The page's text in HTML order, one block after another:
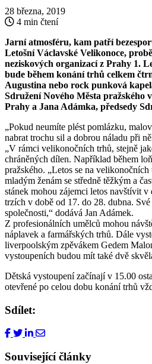
28 března, 2019
4 min čtení
Jarní atmosféru, kam patří
Letošní Václavské Velikonoce,
neziskových organizací z Prahy 1.
bude během konání trhů celkem
Augustina nebo rock punková
Sdružení Nového Města pražského
Prahy a Jana Adámka, předsedy
„Pokud neumíte plést pomlázku,
nabrat trochu sil a dobrou náladu při
„V rámci velikonočních trhů, stejně
chráněných dílen. Například během
pražského. „Letos se na
mladým ženám se středně těžkým a
stánek mohou zájemci letos navštívit
trzích v době od 17. do 28. dubna.
společnosti,“ dodává Jan Adámek.
Z profesionálních umělců mohou
náplavek a farmářských trhů. Dále
liverpoolským zpěvákem Gedem
vystoupeních budou mít také dvě
Dětská vystoupení začínají v 15.00
otevřené po celou dobu konání trhů
Sdílet:
Související články